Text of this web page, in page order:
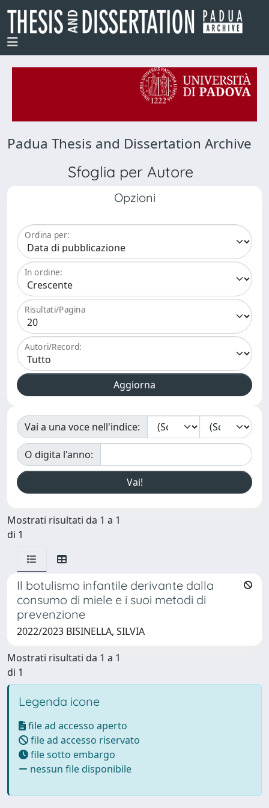
Padua Thesis and Dissertation Archive
Sfoglia per Autore
Opzioni
Ordina per:
In ordine:
Risultati/Pagina
Autori/Record:
Vai a una voce nell'indice:
O digita l'anno:
Mostrati risultati da 1 a 1
di 1
Il botulismo infantile derivante dalla
consumo di miele e i suoi metodi di
prevenzione
2022/2023 BISINELLA, SILVIA
Mostrati risultati da 1 a 1
di 1
Legenda icone
file ad accesso aperto
file ad accesso riservato
file sotto embargo
nessun file disponibile